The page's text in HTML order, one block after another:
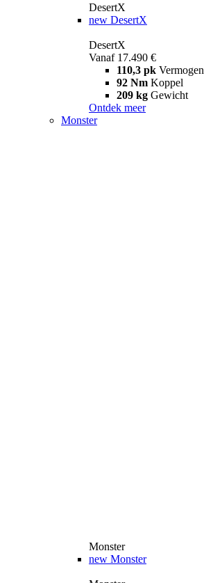
DesertX
new DesertX
DesertX
Vanaf 17.490 €
110,3 pk Vermogen
92 Nm Koppel
209 kg Gewicht
Ontdek meer
Monster
Monster
new Monster